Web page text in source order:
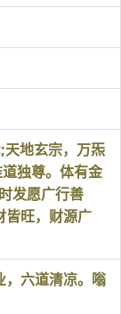
地玄宗，万炁
独尊。体有金
发愿广行善
皆旺，财源广
，六道清凉。嗡